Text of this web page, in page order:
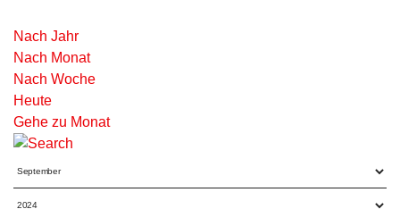
Nach Jahr
Nach Monat
Nach Woche
Heute
Gehe zu Monat